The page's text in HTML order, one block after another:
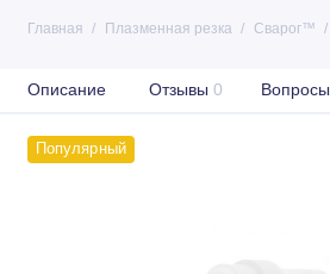
Главная Плазменная резка Сварог™
Описание Отзывы 0
Популярный